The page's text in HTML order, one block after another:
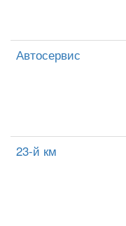
Автосервис
23-й км